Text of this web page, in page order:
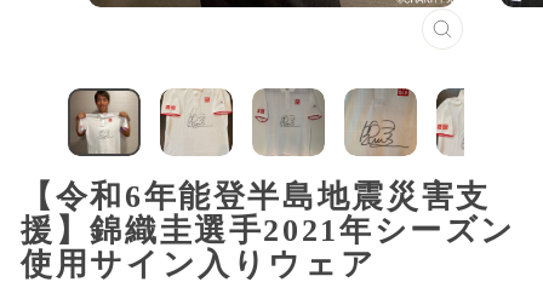
閉
（ESC）
【令和6年能登半島地震災害支
援】錦織圭選手2021年シーズン
使用サイン入りウェア